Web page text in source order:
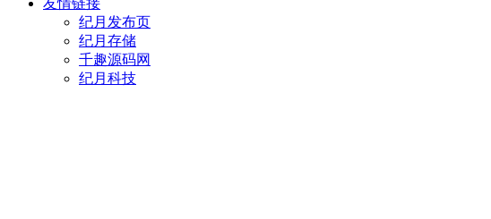
友情链接
纪月发布页
纪月存储
千趣源码网
纪月科技